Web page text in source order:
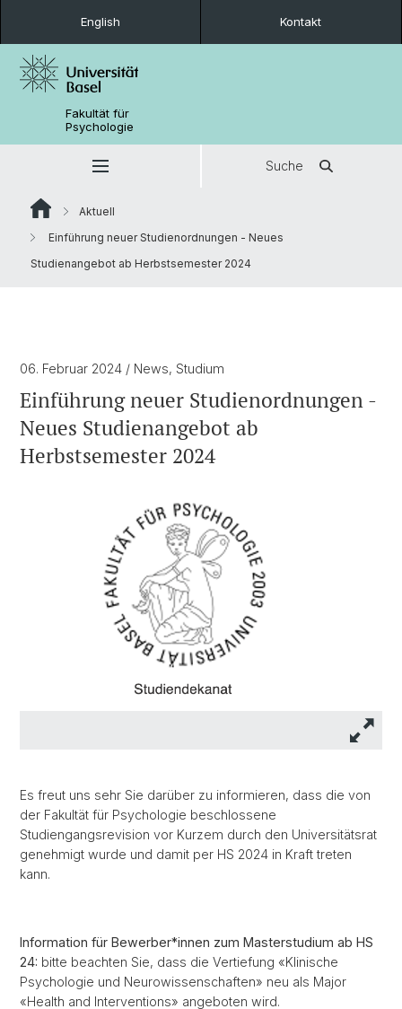
English Kontakt
Fakultät für
Psychologie
Suche
Aktuell
Einführung neuer Studienordnungen - Neues
Studienangebot ab Herbstsemester 2024
06. Februar 2024 / News, Studium
Einführung neuer Studienordnungen -
Neues Studienangebot ab
Herbstsemester 2024
Es freut uns sehr Sie darüber zu informieren, dass die von
der Fakultät für Psychologie beschlossene
Studiengangsrevision vor Kurzem durch den Universitätsrat
genehmigt wurde und damit per HS 2024 in Kraft treten
kann.
Information für Bewerber*innen zum Masterstudium ab HS
24: bitte beachten Sie, dass die Vertiefung «Klinische
Psychologie und Neurowissenschaften» neu als Major
«Health and Interventions» angeboten wird.